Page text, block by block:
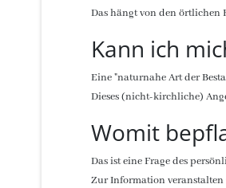
Das hängt von den örtlichen
Kann ich
Eine "naturnahe Art der
Dieses (nicht-kirchliche)
Womit
Das ist eine Frage des
Zur Information veranstalten